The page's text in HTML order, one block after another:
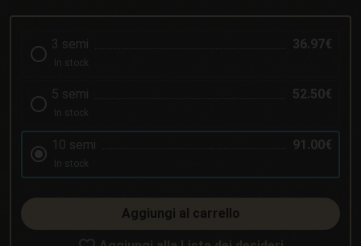
3 semi 36.97€
In stock
5 semi 52.50€
In stock
10 semi 91.00€
In stock
Aggiungi al carrello